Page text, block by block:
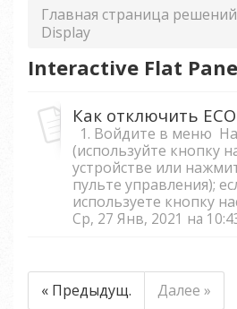
Главная страница решений
Display
Interactive Flat
1. Войдите в меню
(используйте кнопку
устройстве или
пульте управления);
используете кнопку
Ср, 27 Янв, 2021 на
« Предыдущ. Далее »